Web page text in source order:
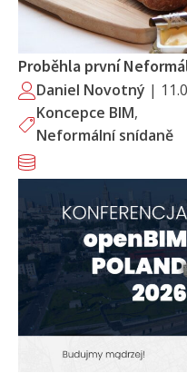
Proběhla první
Daniel Novotný |
Koncepce BIM,
Neformální snídaně